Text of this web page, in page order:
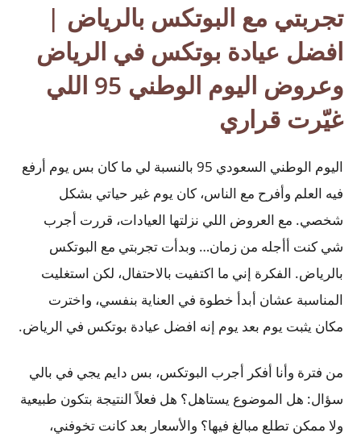
تجربتي مع البوتكس بالرياض |
افضل عيادة بوتكس في الرياض
وعروض اليوم الوطني 95 اللي
غيّرت قراري
اليوم الوطني السعودي 95 بالنسبة لي ما كان بس يوم أرفع
فيه العلم وأفرح مع الناس، كان يوم غير حياتي بشكل
شخصي. مع العروض اللي نزلتها العيادات، قررت أجرب
شي كنت أأجله من زمان… وبدأت تجربتي مع البوتكس
بالرياض. الفكرة إني ما اكتفيت بالاحتفال، لكن استغليت
المناسبة عشان أبدأ خطوة في العناية بنفسي، واخترت
مكان يثبت يوم بعد يوم إنه افضل عيادة بوتكس في الرياض.
من فترة وأنا أفكر أجرب البوتكس، بس دايم يجي في بالي
سؤال: هل الموضوع يستاهل؟ هل فعلاً النتيجة بتكون طبيعية
ولا ممكن تطلع مبالغ فيها؟ والأسعار بعد كانت تخوفني،